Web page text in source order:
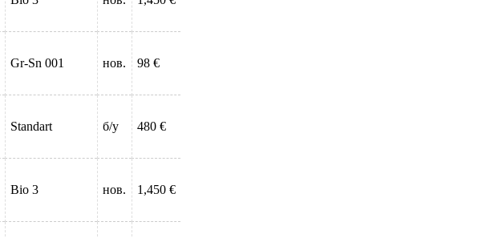
Gr-Sn 001 нов. 98 €
Standart б/у 480 €
Bio 3 нов. 1,450 €